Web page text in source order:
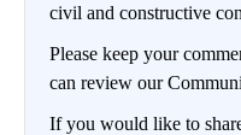
civil and constructive
Please keep your
can review our
If you would like to